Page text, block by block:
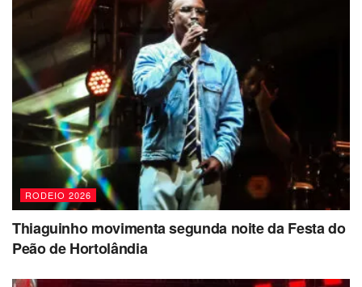
RODEIO 2026
Thiaguinho movimenta segunda noite da Festa do
Peão de Hortolândia